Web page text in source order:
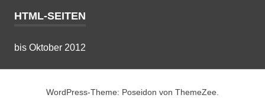
HTML-SEITEN
bis Oktober 2012
WordPress-Theme: Poseidon von ThemeZee.